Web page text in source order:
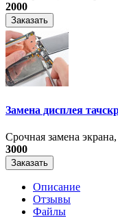
2000
Заказать
Замена дисплея
Срочная замена
3000
Заказать
Описание
Отзывы
Файлы